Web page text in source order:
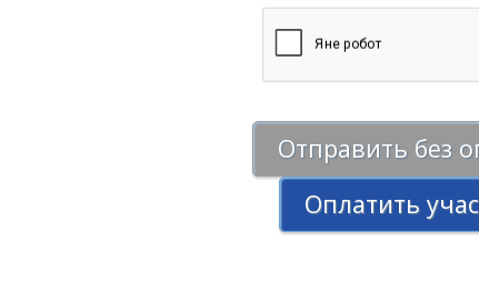
Отправить без
Оплатить